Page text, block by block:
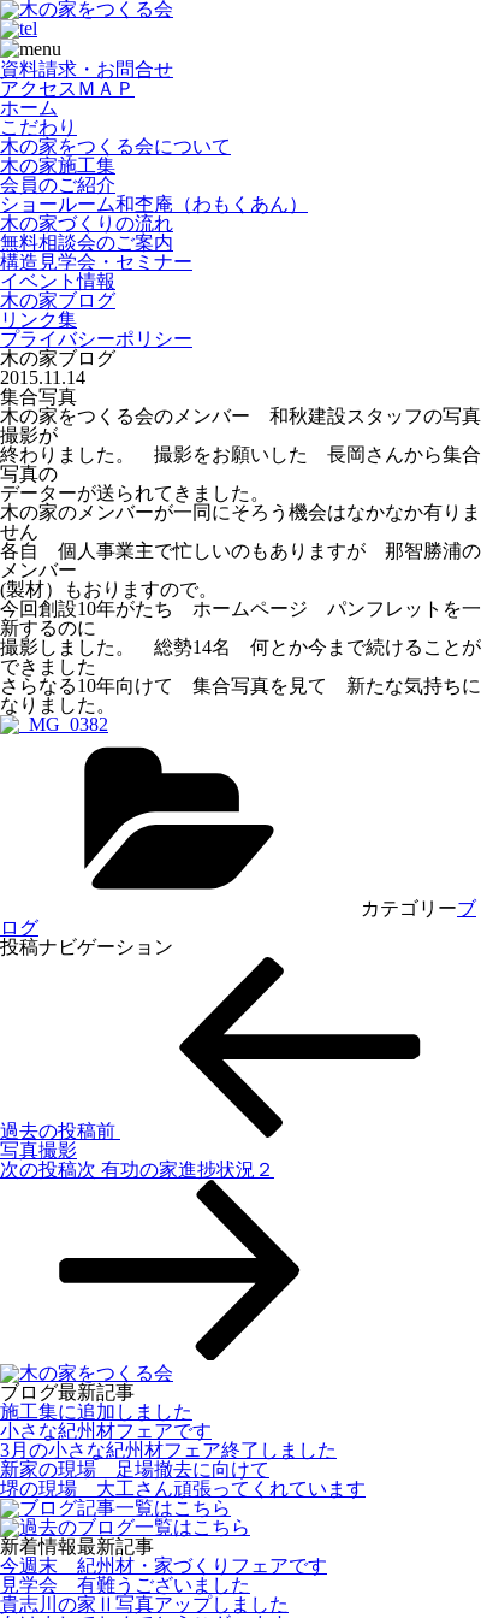
資料請求・お問合せ
アクセスＭＡＰ
ホーム
こだわり
木の家をつくる会について
木の家施工集
会員のご紹介
ショールーム和杢庵（わもくあん）
木の家づくりの流れ
無料相談会のご案内
構造見学会・セミナー
イベント情報
木の家ブログ
リンク集
プライバシーポリシー
木の家ブログ
2015.11.14
集合写真
木の家をつくる会のメンバー 和秋建設スタッフの写真
撮影が
終わりました。 撮影をお願いした 長岡さんから集合
写真の
データーが送られてきました。
木の家のメンバーが一同にそろう機会はなかなか有りま
せん
各自 個人事業主で忙しいのもありますが 那智勝浦の
メンバー
(製材）もおりますので。
今回創設10年がたち ホームページ パンフレットを一
新するのに
撮影しました。 総勢14名 何とか今まで続けることが
できました
さらなる10年向けて 集合写真を見て 新たな気持ちに
なりました。
カテゴリーブ
ログ
投稿ナビゲーション
過去の投稿前
写真撮影
次の投稿次 有功の家進捗状況２
ブログ最新記事
施工集に追加しました
小さな紀州材フェアです
3月の小さな紀州材フェア終了しました
新家の現場 足場撤去に向けて
堺の現場 大工さん頑張ってくれています
新着情報最新記事
今週末 紀州材・家づくりフェアです
見学会 有難うございました
貴志川の家Ⅱ写真アップしました